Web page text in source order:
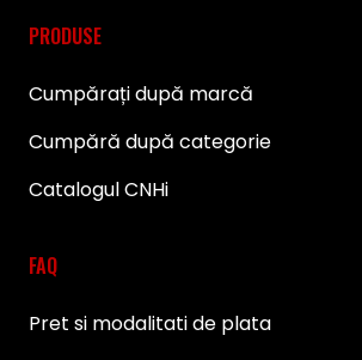
PRODUSE
Cumpărați după marcă
Cumpără după categorie
Catalogul CNHi
FAQ
Pret si modalitati de plata